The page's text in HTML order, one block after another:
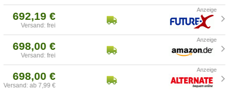
692,19 €
Versand: frei
698,00 €
Versand: frei
698,00 €
Versand: ab 7,99 €